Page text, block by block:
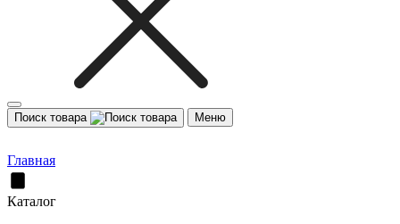
Поиск товара Меню
Главная
Каталог